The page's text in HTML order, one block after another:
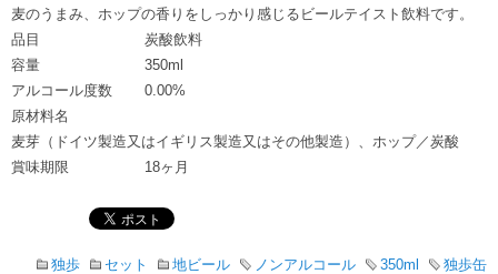
麦のうまみ、ホップの香りをしっかり感じるビールテイスト飲料です。
品目
炭酸飲料
容量
350ml
アルコール度数
0.00%
原材料名
麦芽（ドイツ製造又はイギリス製造又はその他製造）、ホップ／炭酸
賞味期限
18ヶ月
独歩 セット 地ビール ノンアルコール 350ml
独歩缶